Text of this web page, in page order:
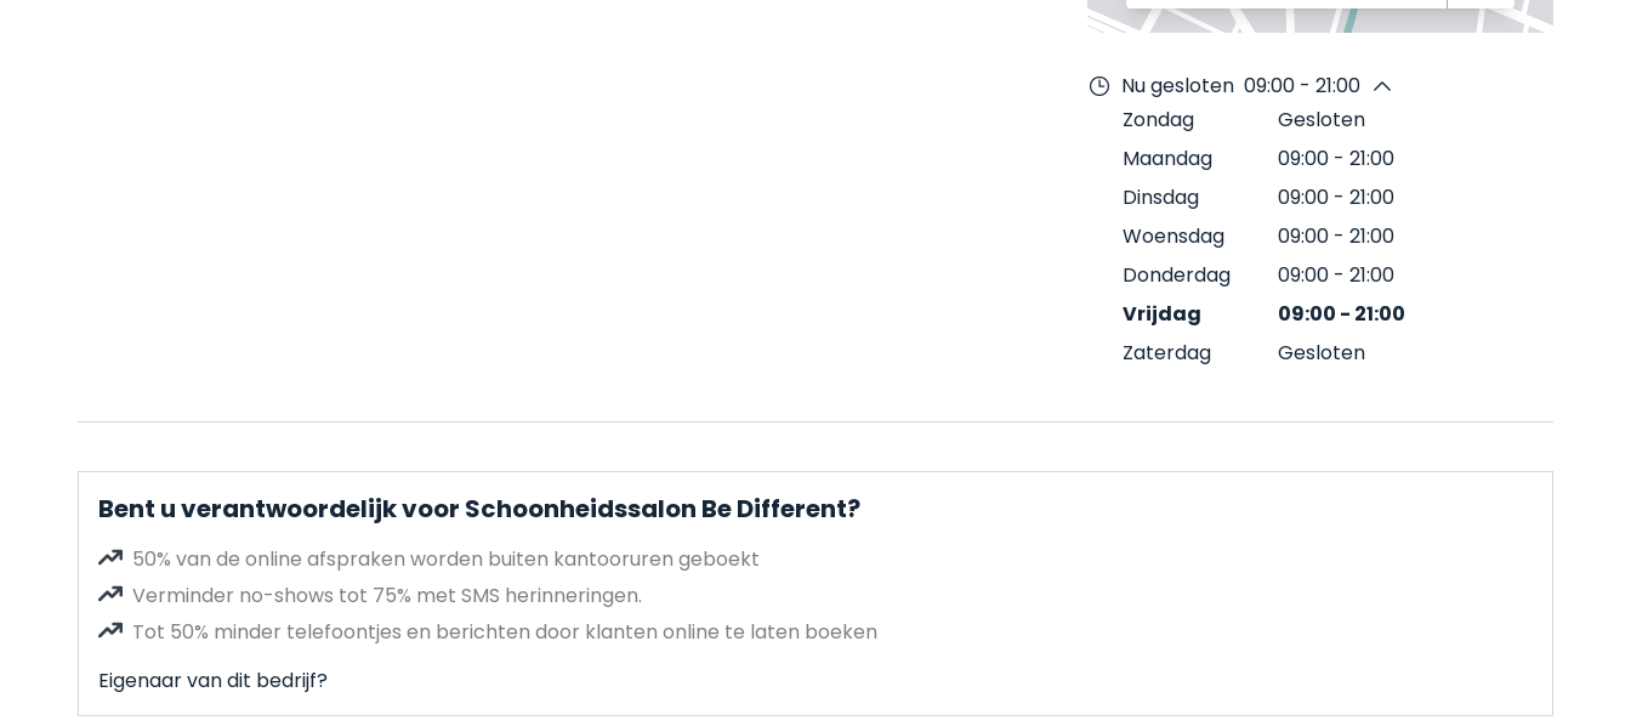
Nu gesloten 09:00 - 21:00
Zondag
Gesloten
Maandag
09:00 - 21:00
Dinsdag
09:00 - 21:00
Woensdag
09:00 - 21:00
Donderdag
09:00 - 21:00
Vrijdag
09:00 - 21:00
Zaterdag
Gesloten
Bent u verantwoordelijk voor Schoonheidssalon Be Different?
50% van de online afspraken worden buiten kantooruren geboekt
Verminder no-shows tot 75% met SMS herinneringen.
Tot 50% minder telefoontjes en berichten door klanten online te laten boeken
Eigenaar van dit bedrijf?